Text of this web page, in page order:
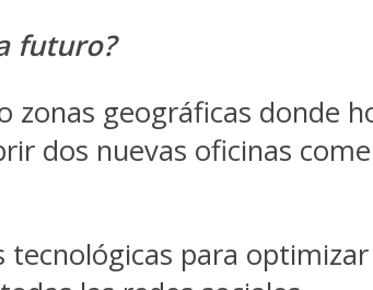
futuro?
zonas geográficas donde
dos nuevas oficinas
para